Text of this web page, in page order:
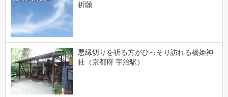
祈願
悪縁切りを祈る方がひっそり訪れる橋姫神
社（京都府 宇治駅）